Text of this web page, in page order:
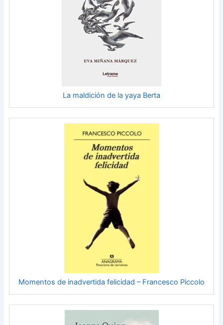
La maldición de la yaya Berta
Momentos de inadvertida felicidad – Francesco Piccolo